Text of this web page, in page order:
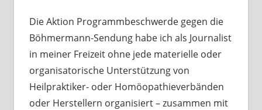
Die Aktion Programmbeschwerde gegen die
Böhmermann-Sendung habe ich als Journalist
in meiner Freizeit ohne jede materielle oder
organisatorische Unterstützung von
Heilpraktiker- oder Homöopathieverbänden
oder Herstellern organisiert – zusammen mit